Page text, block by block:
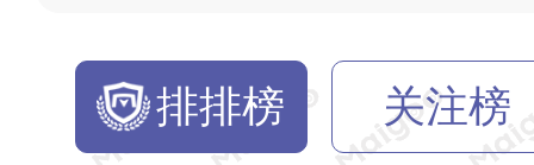
排排榜 关注榜